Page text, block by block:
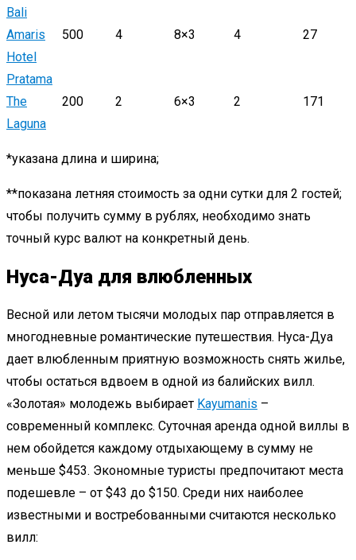
Bali
Amaris
Hotel
Pratama
500 4 8×3 4 27
The
Laguna
200 2 6×3 2 171
*указана длина и ширина;
**показана летняя стоимость за одни сутки для 2 гостей;
чтобы получить сумму в рублях, необходимо знать
точный курс валют на конкретный день.
Нуса-Дуа для влюбленных
Весной или летом тысячи молодых пар отправляется в
многодневные романтические путешествия. Нуса-Дуа
дает влюбленным приятную возможность снять жилье,
чтобы остаться вдвоем в одной из балийских вилл.
«Золотая» молодежь выбирает Kayumanis –
современный комплекс. Суточная аренда одной виллы в
нем обойдется каждому отдыхающему в сумму не
меньше $453. Экономные туристы предпочитают места
подешевле – от $43 до $150. Среди них наиболее
известными и востребованными считаются несколько
вилл: